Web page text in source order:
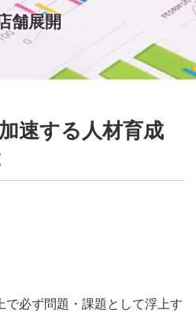
舗展開
速する人材育成
必ず問題・課題として浮上す